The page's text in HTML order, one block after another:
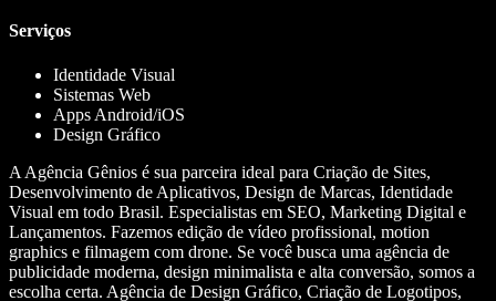
Serviços
Identidade Visual
Sistemas Web
Apps Android/iOS
Design Gráfico
A Agência Gênios é sua parceira ideal para Criação de Sites,
Desenvolvimento de Aplicativos, Design de Marcas, Identidade
Visual em todo Brasil. Especialistas em SEO, Marketing Digital e
Lançamentos. Fazemos edição de vídeo profissional, motion
graphics e filmagem com drone. Se você busca uma agência de
publicidade moderna, design minimalista e alta conversão, somos a
escolha certa. Agência de Design Gráfico, Criação de Logotipos,